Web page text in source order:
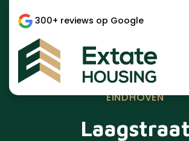
300+ reviews op Google
EINDHOVEN
Laagstraat